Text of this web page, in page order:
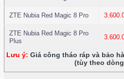
ZTE Nubia Red Magic 8 Pro
ZTE Nubia Red Magic 8 Pro
Plus
Lưu ý: Giá công tháo ráp và bảo
(tùy theo